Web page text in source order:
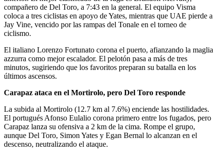
compañero de Del Toro, a 7:43 en la general. El equipo Visma
coloca a tres ciclistas en apoyo de Yates, mientras que UAE pierde a
Jay Vine, vencido por las rampas del Tonale en el torneo de
ciclismo.
El italiano Lorenzo Fortunato corona el puerto, afianzando la maglia
azzurra como mejor escalador. El pelotón pasa a más de tres
minutos, sugiriendo que los favoritos preparan su batalla en los
últimos ascensos.
Carapaz ataca en el Mortirolo, pero Del Toro responde
La subida al Mortirolo (12.7 km al 7.6%) enciende las hostilidades.
El portugués Afonso Eulalio corona primero entre los fugados, pero
Carapaz lanza su ofensiva a 2 km de la cima. Rompe el grupo,
aunque Del Toro, Simon Yates y Egan Bernal lo alcanzan en el
descenso, neutralizando el ataque.